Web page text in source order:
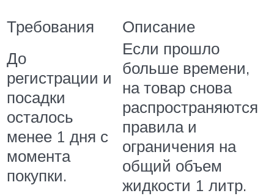
Требования
Описание
До
регистрации и
посадки
осталось
менее 1 дня с
момента
покупки.
Если прошло
больше времени,
на товар снова
распространяются
правила и
ограничения на
общий объем
жидкости 1 литр.